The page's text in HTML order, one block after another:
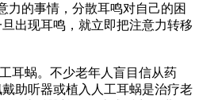
力的事情，分散耳鸣对自己的困
出现耳鸣，就立即把注意力转移
蜗。不少老年人盲目信从药
助听器或植入人工耳蜗是治疗老